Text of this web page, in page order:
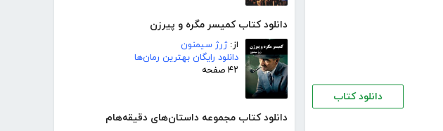
دانلود کتاب کمیسر مگره و پیرزن
از:ژرژ سیمنون
دانلود رایگان بهترین رمان‌ها
۴۲ صفحه
دانلود کتاب مجموعه داستان‌های دقیقه‌هام
دانلود کتاب